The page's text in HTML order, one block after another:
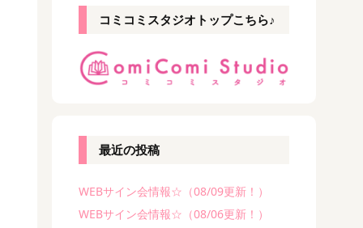
コミコミスタジオトップこちら♪
最近の投稿
WEBサイン会情報☆（08/09更新！）
WEBサイン会情報☆（08/06更新！）